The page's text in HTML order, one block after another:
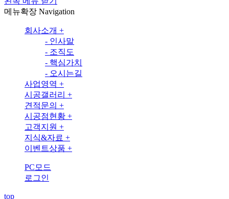
메뉴확장 Navigation
회사소개 +
- 인사말
- 조직도
- 핵심가치
- 오시는길
사업영역 +
시공갤러리 +
견적문의 +
시공점현황 +
고객지원 +
지식&자료 +
이벤트상품 +
PC모드
로그인
top